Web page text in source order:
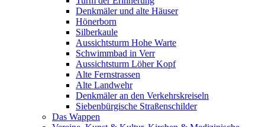
Denkmäler und alte Häuser
Hönerborn
Silberkaule
Aussichtsturm Hohe Warte
Schwimmbad in Verr
Aussichtsturm Löher Kopf
Alte Fernstrassen
Alte Landwehr
Denkmäler an den Verkehrskreiseln
Siebenbürgische Straßenschilder
Das Wappen